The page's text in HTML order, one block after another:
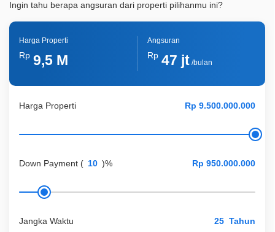
Lainnya Taman Pribadi
Ingin tahu berapa angsuran dari properti pilihanmu ini?
Harga Properti
Down Payment ( )%
Jangka Waktu Tahun
Harga Properti
Rp 9,5 M
Angsuran
Rp 47 jt/bulan